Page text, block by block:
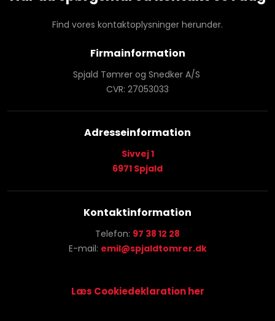
Find vores kontaktoplysninger herunder.
Firmainformation
Spjald Tømrer og Snedker A/S
CVR: 27053033
Adresseinformation
Sivvej 1
​6971 Spjald
Kontaktinformation
Telefon: 97 38 12 28
E-mail: emil@spjaldtomrer.dk
Læs Cookiedeklaration her​